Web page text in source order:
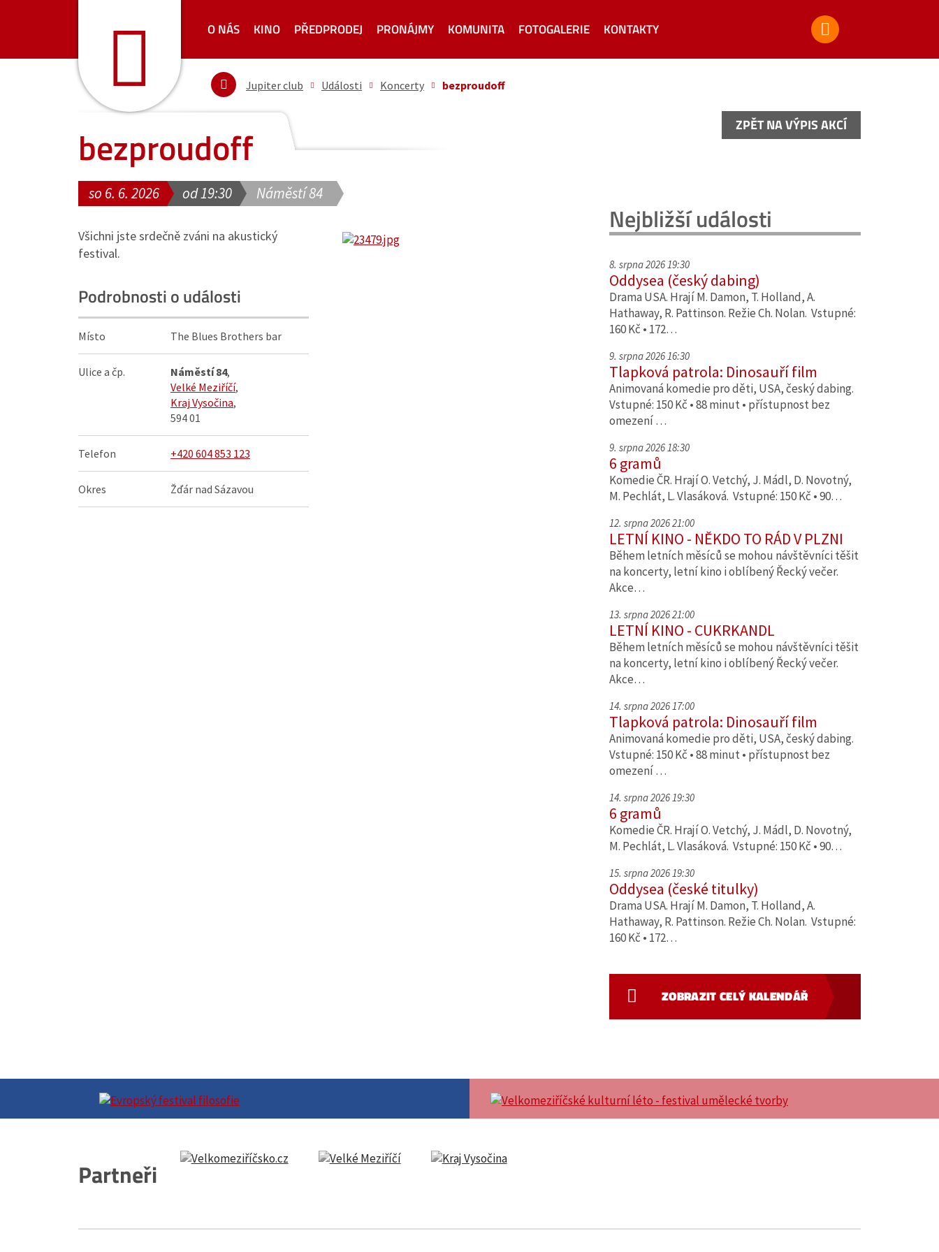
O NÁS KINO PŘEDPRODEJ PRONÁJMY KOMUNITA FOTOGALERIE KONTAKTY
Jupiter club Události Koncerty bezproudoff
bezproudoff ZPĚT NA VÝPIS AKCÍ
so 6. 6. 2026 od 19:30 Náměstí 84
Všichni jste srdečně zváni na akustický
festival.
Podrobnosti o události
Místo The Blues Brothers bar
Ulice a čp. Náměstí 84,
Velké Meziříčí,
Kraj Vysočina,
594 01
Telefon +420 604 853 123
Okres Žďár nad Sázavou
ZPĚT NA VÝPIS AKCÍ
Nejbližší události
8. srpna 2026 19:30
Oddysea (český dabing)
Drama USA. Hrají M. Damon, T. Holland, A.
Hathaway, R. Pattinson. Režie Ch. Nolan. Vstupné:
160 Kč • 172…
9. srpna 2026 16:30
Tlapková patrola: Dinosauří film
Animovaná komedie pro děti, USA, český dabing.
Vstupné: 150 Kč • 88 minut • přístupnost bez
omezení …
9. srpna 2026 18:30
6 gramů
Komedie ČR. Hrají O. Vetchý, J. Mádl, D. Novotný,
M. Pechlát, L. Vlasáková. Vstupné: 150 Kč • 90…
12. srpna 2026 21:00
LETNÍ KINO - NĚKDO TO RÁD V PLZNI
Během letních měsíců se mohou návštěvníci těšit
na koncerty, letní kino i oblíbený Řecký večer.
Akce…
13. srpna 2026 21:00
LETNÍ KINO - CUKRKANDL
Během letních měsíců se mohou návštěvníci těšit
na koncerty, letní kino i oblíbený Řecký večer.
Akce…
14. srpna 2026 17:00
Tlapková patrola: Dinosauří film
Animovaná komedie pro děti, USA, český dabing.
Vstupné: 150 Kč • 88 minut • přístupnost bez
omezení …
14. srpna 2026 19:30
6 gramů
Komedie ČR. Hrají O. Vetchý, J. Mádl, D. Novotný,
M. Pechlát, L. Vlasáková. Vstupné: 150 Kč • 90…
15. srpna 2026 19:30
Oddysea (české titulky)
Drama USA. Hrají M. Damon, T. Holland, A.
Hathaway, R. Pattinson. Režie Ch. Nolan. Vstupné:
160 Kč • 172…
ZOBRAZIT CELÝ KALENDÁŘ
Partneři